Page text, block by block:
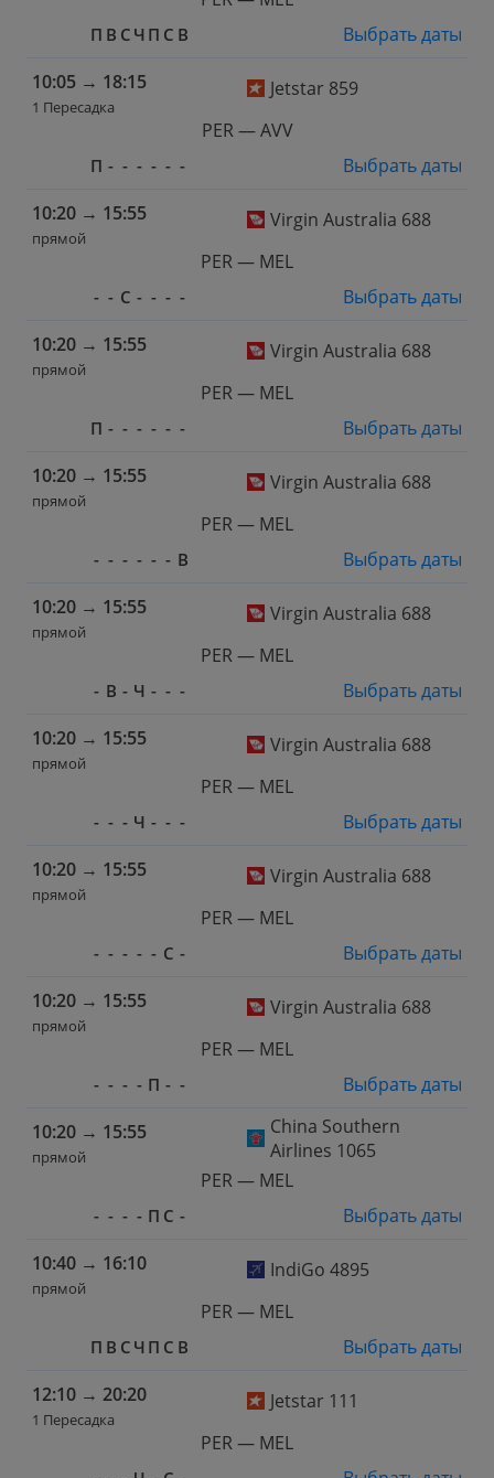
П В С Ч П С В
Выбрать даты
10:05 → 18:15
1 Пересадка
Jetstar 859
PER — AVV
П - - - - - -
Выбрать даты
10:20 → 15:55
прямой
Virgin Australia 688
PER — MEL
- - С - - - -
Выбрать даты
10:20 → 15:55
прямой
Virgin Australia 688
PER — MEL
П - - - - - -
Выбрать даты
10:20 → 15:55
прямой
Virgin Australia 688
PER — MEL
- - - - - - В
Выбрать даты
10:20 → 15:55
прямой
Virgin Australia 688
PER — MEL
- В - Ч - - -
Выбрать даты
10:20 → 15:55
прямой
Virgin Australia 688
PER — MEL
- - - Ч - - -
Выбрать даты
10:20 → 15:55
прямой
Virgin Australia 688
PER — MEL
- - - - - С -
Выбрать даты
10:20 → 15:55
прямой
Virgin Australia 688
PER — MEL
- - - - П - -
Выбрать даты
10:20 → 15:55
прямой
China Southern
Airlines 1065
PER — MEL
- - - - П С -
Выбрать даты
10:40 → 16:10
прямой
IndiGo 4895
PER — MEL
П В С Ч П С В
Выбрать даты
12:10 → 20:20
1 Пересадка
Jetstar 111
PER — MEL